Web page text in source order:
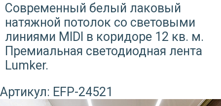
Современный белый лаковый
натяжной потолок со световыми
линиями MIDI в коридоре 12 кв. м.
Премиальная светодиодная лента
Lumker.
Артикул: EFP-24521